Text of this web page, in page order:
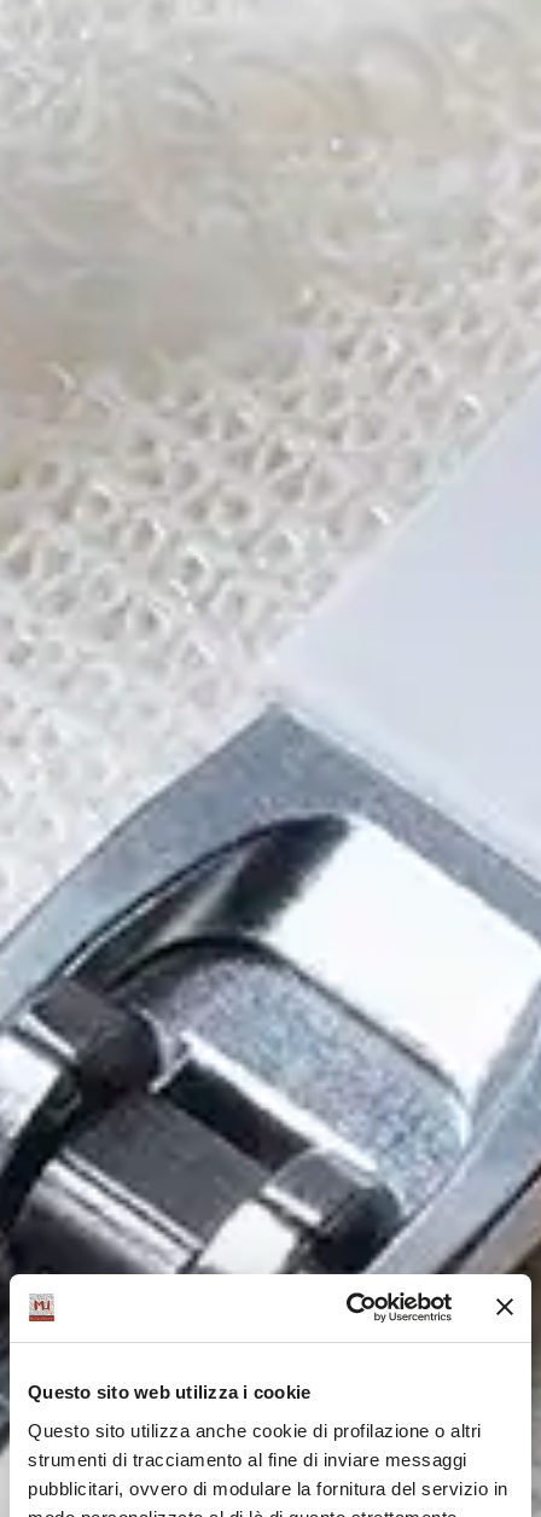
Questo sito web utilizza i cookie
Questo sito utilizza anche cookie di profilazione o altri
strumenti di tracciamento al fine di inviare messaggi
pubblicitari, ovvero di modulare la fornitura del servizio in